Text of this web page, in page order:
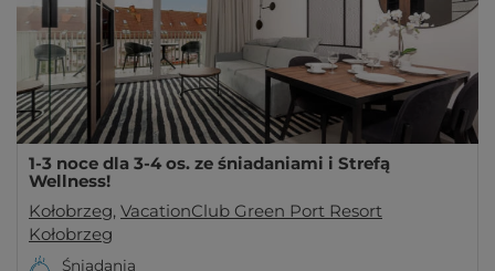
1-3 noce dla 3-4 os. ze śniadaniami i Strefą
Wellness!
Kołobrzeg, VacationClub Green Port Resort
Kołobrzeg
Śniadania